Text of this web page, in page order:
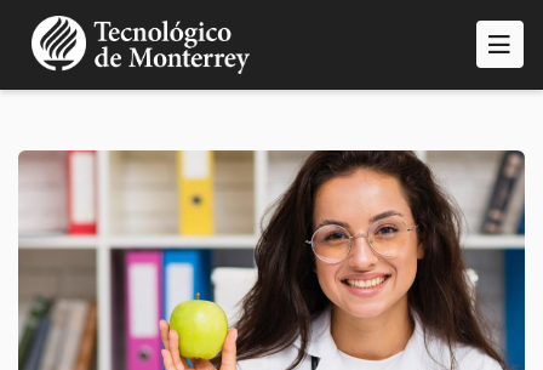
contenido